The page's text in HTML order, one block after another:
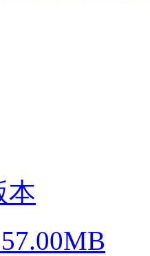
本
57.00MB